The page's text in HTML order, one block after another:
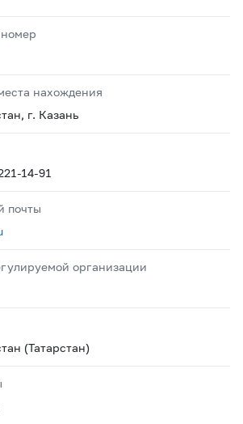
нахождения
г. Казань
14-91
почты
организации
(Татарстан)